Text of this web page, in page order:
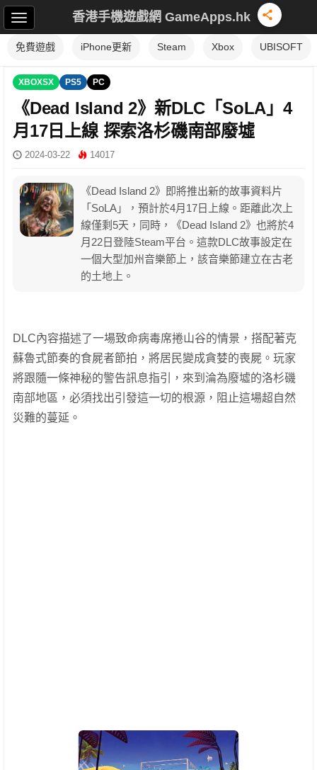
香港手機遊戲網 GameApps.hk
免費遊戲 iPhone更新 Steam Xbox UBISOFT
XBOXSX PS5 PC
《Dead Island 2》新DLC「SoLA」4
月17日上線 探索洛杉磯南部廢墟
2024-03-22 14017
《Dead Island 2》即將推出新的故事資料片
「SoLA」，預計於4月17日上線。距離此次上
線僅剩5天，同時，《Dead Island 2》也將於4
月22日登陸Steam平台。這款DLC故事設定在
一個大型加州音樂節上，該音樂節建立在古老
的土地上。
DLC內容描述了一場致命病毒席捲山谷的情景，搭配著克
蘇魯式節奏的食屍者節拍，將居民變成貪婪的喪屍。玩家
將跟隨一條神秘的警告訊息指引，來到淪為廢墟的洛杉磯
南部地區，必須找出引發這一切的根源，阻止這場超自然
災難的蔓延。